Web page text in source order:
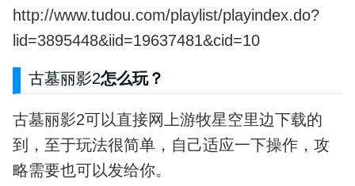
http://www.tudou.com/playlist/playindex.do?
lid=3895448&iid=19637481&cid=10
古墓丽影2怎么玩？
古墓丽影2可以直接网上游牧星空里边下载的
到，至于玩法很简单，自己适应一下操作，攻
略需要也可以发给你。